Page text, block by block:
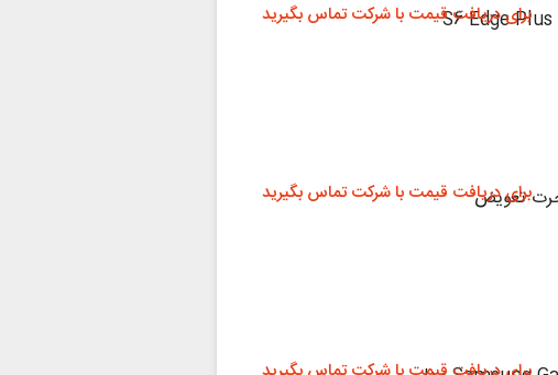
برای دریافت قیمت با شرکت تماس بگیرید
برای دریافت قیمت با شرکت تماس بگیرید